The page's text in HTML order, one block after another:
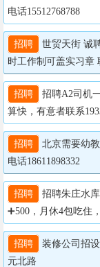
电话15512768788
招聘
世贸天街 诚
时工作制可盖实习章
招聘
招聘A2司机
算快，有意者联系
招聘
北京需要幼
电话18611898332
招聘
招聘朱庄水
➕500，月休4包吃住
招聘
装修公司招
元北路